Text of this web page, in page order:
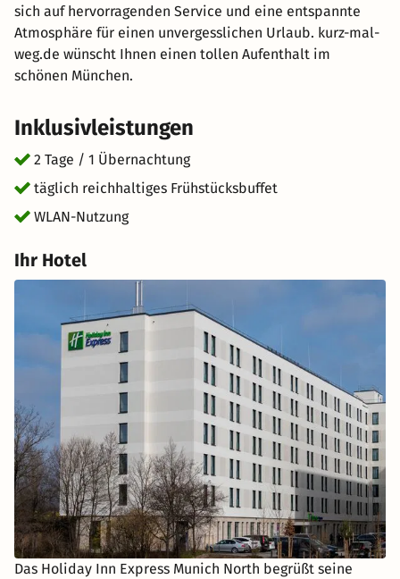
sich auf hervorragenden Service und eine entspannte
Atmosphäre für einen unvergesslichen Urlaub. kurz-mal-
weg.de wünscht Ihnen einen tollen Aufenthalt im
schönen München.
Inklusivleistungen
2 Tage / 1 Übernachtung
täglich reichhaltiges Frühstücksbuffet
WLAN-Nutzung
Ihr Hotel
Das Holiday Inn Express Munich North begrüßt seine